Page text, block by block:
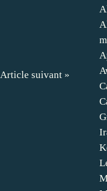
Article suivant »